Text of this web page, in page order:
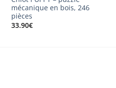
mécanique en bois, 246
pièces
33.90€